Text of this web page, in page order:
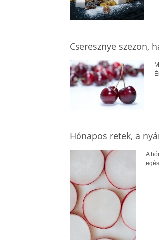
Cseresznye szezon,
Hónapos retek, a
A